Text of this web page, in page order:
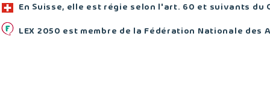
En Suisse, elle est régie selon l'art. 60 et suivants du
LEX 2050 est membre de la Fédération Nationale